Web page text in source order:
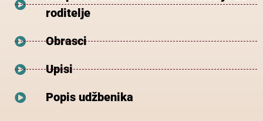
roditelje
Obrasci
Upisi
Popis udžbenika